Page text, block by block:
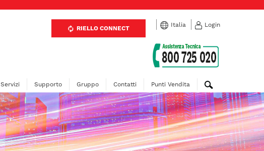
RIELLO CONNECT Italia Login
Servizi Supporto Gruppo Contatti Punti Vendita